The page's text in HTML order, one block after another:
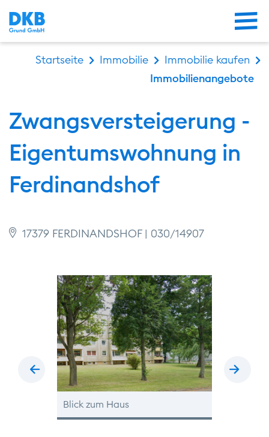
Startseite Immobilie
Immobilie kaufen
Immobilienangebote
Zwangsversteigerung -
Eigentumswohnung in
Ferdinandshof
17379 FERDINANDSHOF | 030/14907
zurück vor
Blick zum Haus